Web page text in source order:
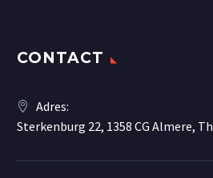
CONTACT
Adres:
Sterkenburg 22, 1358 CG Almere,